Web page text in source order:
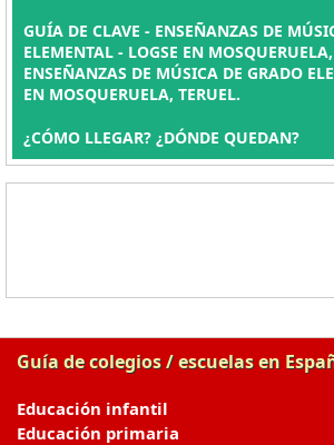
GUÍA DE CLAVE - ENSEÑANZAS DE
ELEMENTAL - LOGSE EN
ENSEÑANZAS DE MÚSICA DE GRADO
EN MOSQUERUELA, TERUEL.
¿CÓMO LLEGAR? ¿DÓNDE QUEDAN?
Guía de colegios / escuelas en
Educación infantil
Educación primaria